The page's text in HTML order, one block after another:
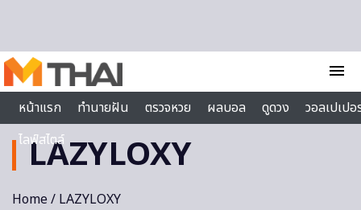
menu
หน้าแรก
ทำนายฝัน ตรวจหวย ผลบอล ดูดวง
วอลเปเป
ไลฟ์สไตล์
LAZYLOXY
Home/ LAZYLOXY